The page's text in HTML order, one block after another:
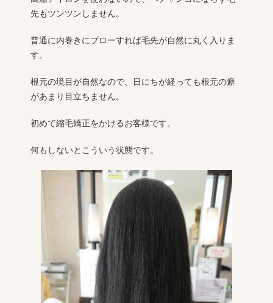
先もツンツンしません。
普通に内巻きにブローすれば毛先が自然に丸く入りま
す。
根元の境目が自然なので、日にちが経っても根元の癖
があまり目立ちません。
初めて縮毛矯正をかけるお客様です。
何もしないとこういう状態です。